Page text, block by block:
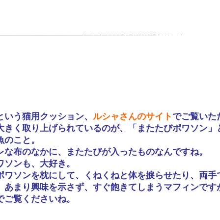
う猫用クッション、 ルシャさんのサイト でご覧いた
く取り上げられているのが、「またたびポワソン
こと。
布のなかに、またたびが入ったものなんですね。
ンも、大好き。
ソンを枕にして、くねくねと体を捩らせたり、両
まり興味を示さず、すぐ飽きてしまうマフィンで
覧くださいね。